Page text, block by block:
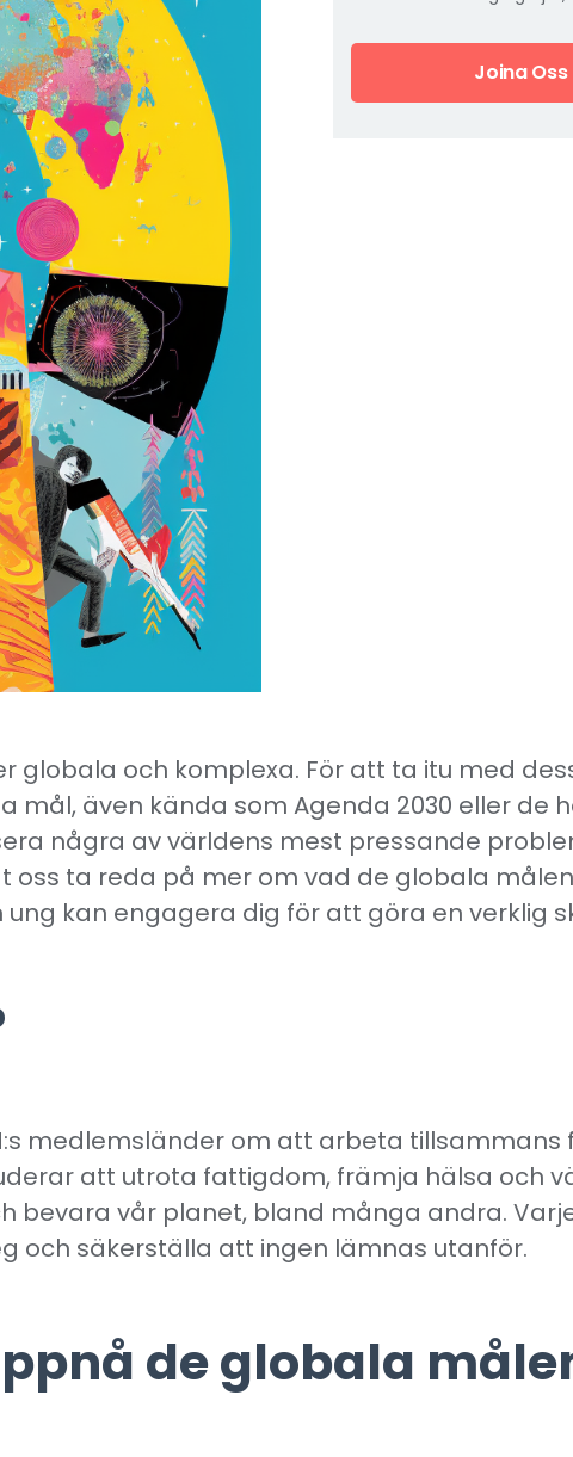
Joina Oss
globala och komplexa. För att ta itu med
mål, även kända som Agenda 2030 eller de
några av världens mest pressande
oss ta reda på mer om vad de globala
kan engagera dig för att göra en verklig
medlemsländer om att arbeta tillsammans
att utrota fattigdom, främja hälsa och
vår planet, bland många andra.
och säkerställa att ingen lämnas utanför.
de globala